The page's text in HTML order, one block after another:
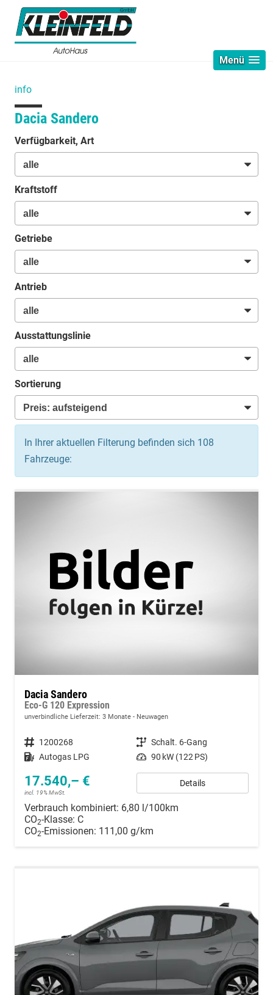
Menü
info
Dacia Sandero
Verfügbarkeit, Art
Kraftstoff
Getriebe
Antrieb
Ausstattungslinie
Sortierung
In Ihrer aktuellen Filterung befinden sich 108
Fahrzeuge:
Dacia Sandero
Eco-G 120 Expression
unverbindliche Lieferzeit: 3 Monate Neuwagen
Fahrzeugnummer 1200268 Getriebe Schalt. 6-Gang
Kraftstoff Autogas LPG Leistung 90 kW (122 PS)
17.540,– €
incl. 19% MwSt.
Details
Verbrauch kombiniert: 6,80 l/100km
CO2-Klasse: C
CO2-Emissionen: 111,00 g/km